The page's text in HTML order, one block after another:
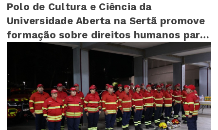
Polo de Cultura e Ciência da
Universidade Aberta na Sertã promove
formação sobre direitos humanos para
mais de 140 cr...